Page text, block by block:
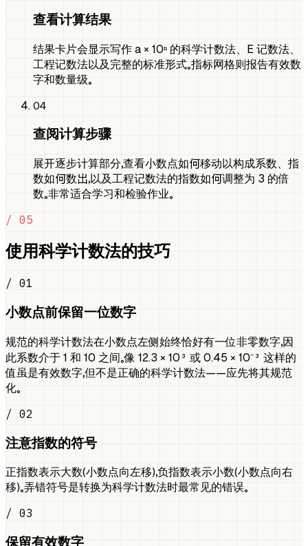
查看计算结果
结果卡片会显示写作 a × 10ⁿ 的科学计数法、E 记数法、
工程记数法以及完整的标准形式。指标网格则报告有效数
字和数量级。
04
查阅计算步骤
展开逐步计算部分，查看小数点如何移动以构成系数、指
数如何数出，以及工程记数法的指数如何调整为 3 的倍
数。非常适合学习和检验作业。
/ 05
使用科学计数法的技巧
/ 01
小数点前保留一位数字
规范的科学计数法在小数点左侧始终恰好有一位非零数字，因
此系数介于 1 和 10 之间。像 12.3 × 10³ 或 0.45 × 10⁻³ 这样的
值虽是有效数字，但不是正确的科学计数法——应先将其规范
化。
/ 02
注意指数的符号
正指数表示大数（小数点向左移），负指数表示小数（小数点向右
移）。弄错符号是转换为科学计数法时最常见的错误。
/ 03
保留有效数字